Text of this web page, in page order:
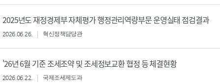
2025년도 재정경제부 자체평가 행정관리역량부문 운영실태 점검결과
2026.06.26. 혁신정책담당관
'26년 6월 기준 조세조약 및 조세정보교환 협정 등 체결현황
2026.06.22. 국제조세제도과